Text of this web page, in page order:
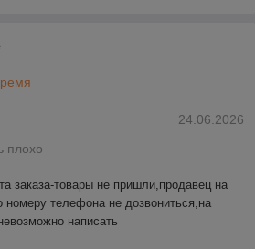
24.06.2026
плохо
заказа-товары не пришли,продавец на
номеру телефона не дозвониться,на
написать